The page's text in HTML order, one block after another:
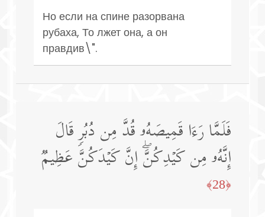
Но если на спине разорвана
рубаха, То лжет она, а он
правдив\".
فَلَمَّا رَءَا قَمِیصَهُۥ قُدَّ مِن دُبُرࣲ قَالَ
إِنَّهُۥ مِن كَیۡدِكُنَّۖ إِنَّ كَیۡدَكُنَّ عَظِیمࣱ
﴿28﴾